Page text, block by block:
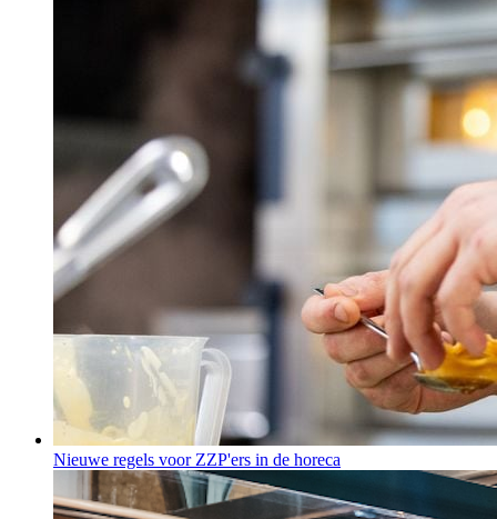
Nieuwe regels voor ZZP'ers in de horeca